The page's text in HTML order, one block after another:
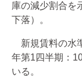
庫の減少割合を
下落）。
新規賃料の水
年第1四半期：
いる。